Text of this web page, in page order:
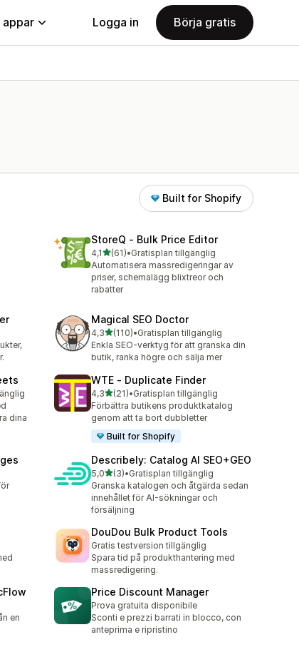
appar Logga in Börja gratis
Built for Shopify
StoreQ ‑ Bulk Price Editor
4,1av 5 stjärnor
(61)
61 recensioner totalt
•Gratisplan tillgänglig
Automatisera massredigeringar av
priser, schemalägg blixtreor och
rabatter
Magical SEO Doctor
4,3av 5 stjärnor
(110)
110 recensioner totalt
•Gratisplan tillgänglig
Enkla SEO-verktyg för att granska din
butik, ranka högre och sälja mer
dina
WTE ‑ Duplicate Finder
4,3av 5 stjärnor
(21)
21 recensioner totalt
•Gratisplan tillgänglig
Förbättra butikens produktkatalog
genom att ta bort dubbletter
Built for Shopify
Describely: Catalog AI SEO+GEO
5,0av 5 stjärnor
(3)
3 recensioner totalt
•Gratisplan tillgänglig
Granska katalogen och åtgärda sedan
innehållet för AI-sökningar och
försäljning
DouDou Bulk Product Tools
Gratis testversion tillgänglig
Spara tid på produkthantering med
massredigering.
en
Price Discount Manager
Prova gratuita disponibile
Sconti e prezzi barrati in blocco, con
anteprima e ripristino